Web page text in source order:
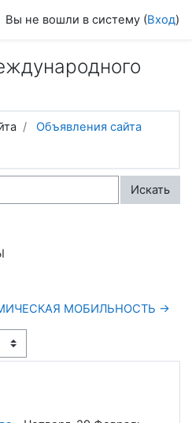
Вы не вошли в систему (Вход)
Объявления сайта
Искать
МОБИЛЬНОСТЬ →